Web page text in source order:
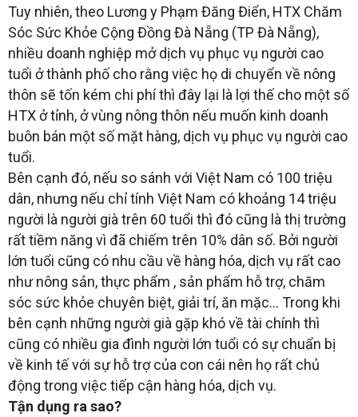
Tuy nhiên, theo Lương y Phạm Đăng Điển, HTX Chăm
Sóc Sức Khỏe Cộng Đồng Đà Nẵng (TP Đà Nẵng),
nhiều doanh nghiệp mở dịch vụ phục vụ người cao
tuổi ở thành phố cho rằng việc họ di chuyển về nông
thôn sẽ tốn kém chi phí thì đây lại là lợi thế cho một số
HTX ở tỉnh, ở vùng nông thôn nếu muốn kinh doanh
buôn bán một số mặt hàng, dịch vụ phục vụ người cao
tuổi.
Bên cạnh đó, nếu so sánh với Việt Nam có 100 triệu
dân, nhưng nếu chỉ tính Việt Nam có khoảng 14 triệu
người là người già trên 60 tuổi thì đó cũng là thị trường
rất tiềm năng vì đã chiếm trên 10% dân số. Bởi người
lớn tuổi cũng có nhu cầu về hàng hóa, dịch vụ rất cao
như nông sản, thực phẩm , sản phẩm hỗ trợ, chăm
sóc sức khỏe chuyên biệt, giải trí, ăn mặc… Trong khi
bên cạnh những người già gặp khó về tài chính thì
cũng có nhiều gia đình người lớn tuổi có sự chuẩn bị
về kinh tế với sự hỗ trợ của con cái nên họ rất chủ
động trong việc tiếp cận hàng hóa, dịch vụ.
Tận dụng ra sao?